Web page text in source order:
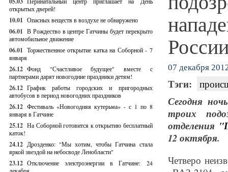
открытых дверей!
10.01 Опасных веществ в воздухе не обнаружено
06.01 В Рождество в центре Гатчины будет перекрыто
автомобильное движение
06.01 Торжественное открытие катка на Соборной - 7
января
26.12 Фонд "Счастливое будущее" вместе с
партнерами дарят новогодние праздники детям!
26.12 График работы городских и пригородных
автобусов в период новогодних праздников
26.12 Фестиваль «Новогодняя кутерьма» - с 1 по 8
января в Гатчине
25.12 На Соборной готовится к открытию бесплатный
каток!
24.12 Дрозденко: "Мы хотим, чтобы Гатчина стала
яркой звездой на небосводе Ленобласти"
23.12 Отключение электроэнергии в Гатчине: 24
07 декабря
Тэги:
Сегодня
троих
отделения
12 октября.
Четверо